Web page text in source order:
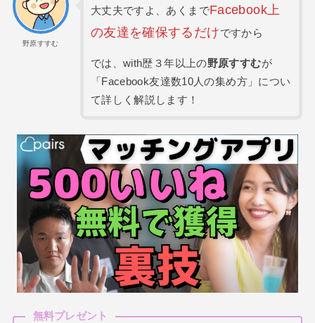
野原すすむ
大丈夫ですよ、あくまでFacebook上
の友達を確保するだけですから
では、with歴３年以上の野原すすむが
「Facebook友達数10人の集め方」につい
て詳しく解説します！
無料プレゼント